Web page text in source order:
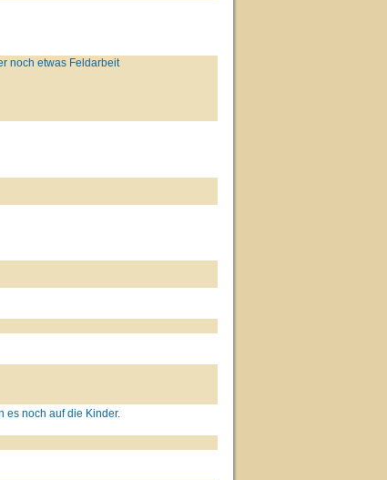
noch etwas Feldarbeit
noch auf die Kinder.